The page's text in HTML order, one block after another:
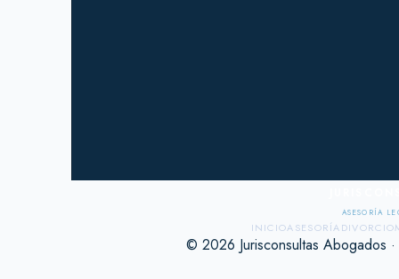
ASESORÍA
INICIOASESORÍADIVORCIO
© 2026 Jurisconsultas Abogados